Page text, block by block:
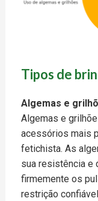
Tipos de
Algemas e
Algemas e
acessórios mais
fetichista. As
sua resistência e
firmemente os
restrição